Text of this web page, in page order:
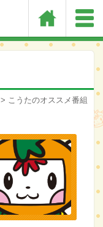
> こうたのオススメ番組